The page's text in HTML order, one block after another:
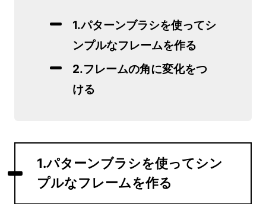
1.パターンブラシを使ってシ
ンプルなフレームを作る
2.フレームの角に変化をつ
ける
1.パターンブラシを使ってシン
プルなフレームを作る